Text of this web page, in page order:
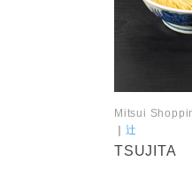
Mitsui
辻
TSUJITA